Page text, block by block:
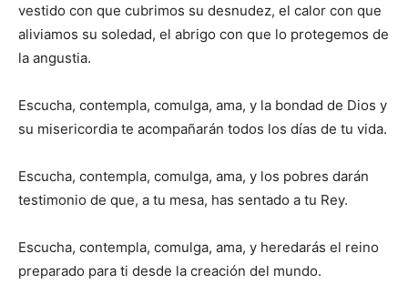
vestido con que cubrimos su desnudez, el calor con que
aliviamos su soledad, el abrigo con que lo protegemos de
la angustia.
Escucha, contempla, comulga, ama, y la bondad de Dios y
su misericordia te acompañarán todos los días de tu vida.
Escucha, contempla, comulga, ama, y los pobres darán
testimonio de que, a tu mesa, has sentado a tu Rey.
Escucha, contempla, comulga, ama, y heredarás el reino
preparado para ti desde la creación del mundo.